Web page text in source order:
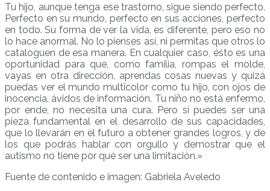
Tu hijo, aunque tenga ese trastorno, sigue siendo perfecto.
Perfecto en su mundo, perfecto en sus acciones, perfecto
en todo. Su forma de ver la vida, es diferente, pero eso no
lo hace anormal. No lo pienses así, ni permitas que otros lo
cataloguen de esa manera. En cualquier caso, ésto es una
oportunidad para que, como familia, rompas el molde,
vayas en otra dirección, aprendas cosas nuevas y quizá
puedas ver el mundo multicolor como tu hijo, con ojos de
inocencia, ávidos de información. Tu niño no está enfermo,
por ende, no necesita una cura. Pero sí puedes ser una
pieza fundamental en el desarrollo de sus capacidades,
que lo llevarán en el futuro a obtener grandes logros, y de
los que podrás hablar con orgullo y demostrar que el
autismo no tiene por qué ser una limitación.»
Fuente de contenido e imagen: Gabriela Aveledo